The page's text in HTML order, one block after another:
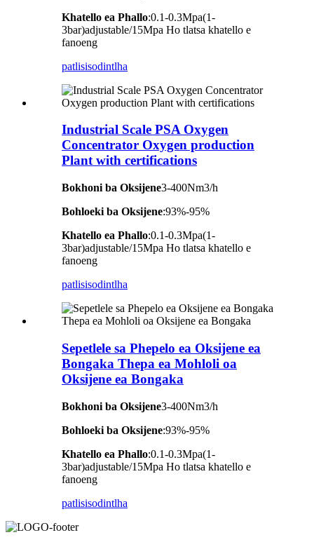
Khatello ea Phallo:0.1-0.3Mpa(1-
3bar)adjustable/15Mpa Ho tlatsa khatello e
fanoeng
patlisisodintlha
Industrial Scale PSA Oxygen
Concentrator Oxygen production
Plant with certifications
Bokhoni ba Oksijene3-400Nm3/h
Bohloeki ba Oksijene:93%-95%
Khatello ea Phallo:0.1-0.3Mpa(1-
3bar)adjustable/15Mpa Ho tlatsa khatello e
fanoeng
patlisisodintlha
Sepetlele sa Phepelo ea Oksijene ea
Bongaka Thepa ea Mohloli oa
Oksijene ea Bongaka
Bokhoni ba Oksijene3-400Nm3/h
Bohloeki ba Oksijene:93%-95%
Khatello ea Phallo:0.1-0.3Mpa(1-
3bar)adjustable/15Mpa Ho tlatsa khatello e
fanoeng
patlisisodintlha